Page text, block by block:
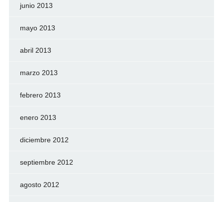
junio 2013
mayo 2013
abril 2013
marzo 2013
febrero 2013
enero 2013
diciembre 2012
septiembre 2012
agosto 2012